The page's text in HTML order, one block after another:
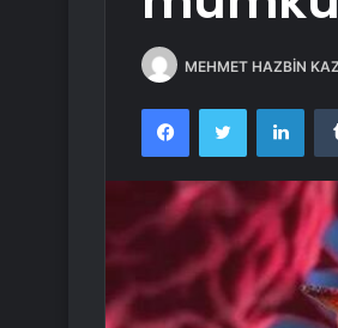
MEHMET HAZBİN
FacebookTwitter